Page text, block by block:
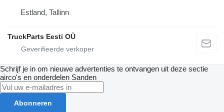
Estland, Tallinn
TruckParts Eesti OÜ
Schrijf je in om nieuwe advertenties te ontvangen uit deze sectie
airco's en onderdelen Sanden
Abonneren